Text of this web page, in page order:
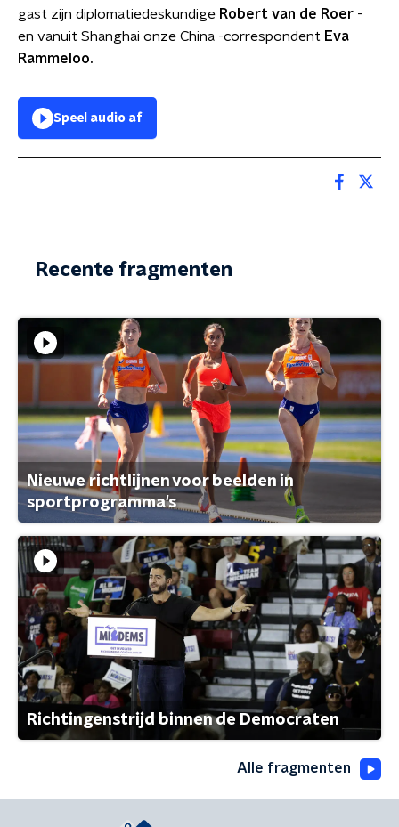
gast zijn diplomatiedeskundige Robert van de Roer -
en vanuit Shanghai onze China -correspondent Eva
Rammeloo.
Speel audio af
Recente fragmenten
Nieuwe richtlijnen voor beelden in
sportprogramma's
Richtingenstrijd binnen de Democraten
Alle fragmenten